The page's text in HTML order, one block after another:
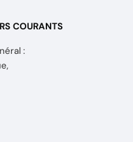
COURANTS
: